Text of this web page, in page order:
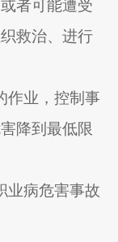
者可能遭受
救治、进行
作业，控制事
降到最低限
业病危害事故